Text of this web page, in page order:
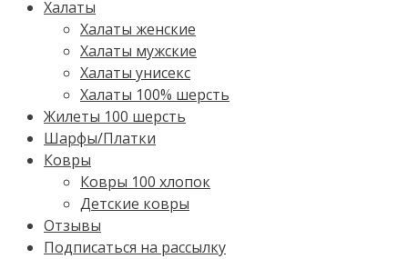
Халаты
Халаты женские
Халаты мужские
Халаты унисекс
Халаты 100% шерсть
Жилеты 100 шерсть
Шарфы/Платки
Ковры
Ковры 100 хлопок
Детские ковры
Отзывы
Подписаться на рассылку